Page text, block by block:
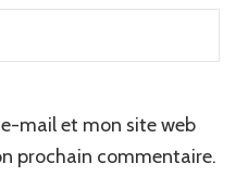
mail et mon site web
prochain commentaire.